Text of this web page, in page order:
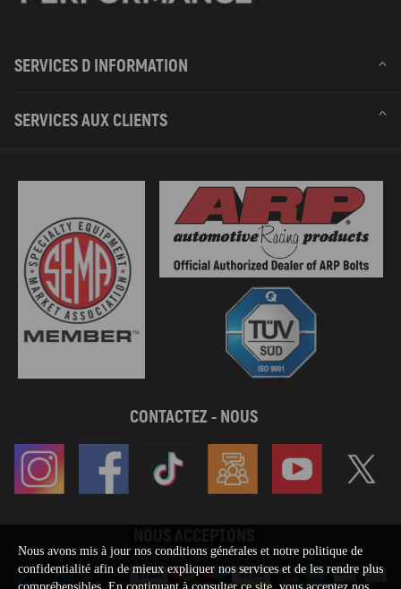
SERVICES D INFORMATION
SERVICES AUX CLIENTS
CONTACTEZ - NOUS
Nous avons mis à jour nos conditions générales et notre politique de
confidentialité afin de mieux expliquer nos services et de les rendre plus